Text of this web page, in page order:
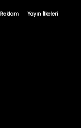
Reklam Yayın İlkeleri